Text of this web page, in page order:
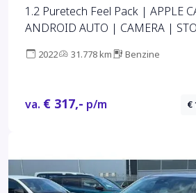
1.2 Puretech Feel Pack | APPLE
ANDROID AUTO | CAMERA |
2022 31.778 km Benzine
va. € 317,- p/m €